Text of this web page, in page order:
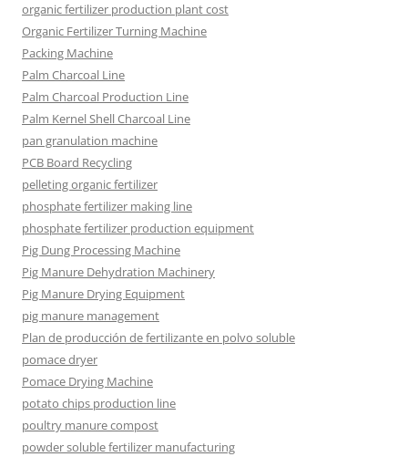
organic fertilizer production plant cost
Organic Fertilizer Turning Machine
Packing Machine
Palm Charcoal Line
Palm Charcoal Production Line
Palm Kernel Shell Charcoal Line
pan granulation machine
PCB Board Recycling
pelleting organic fertilizer
phosphate fertilizer making line
phosphate fertilizer production equipment
Pig Dung Processing Machine
Pig Manure Dehydration Machinery
Pig Manure Drying Equipment
pig manure management
Plan de producción de fertilizante en polvo soluble
pomace dryer
Pomace Drying Machine
potato chips production line
poultry manure compost
powder soluble fertilizer manufacturing